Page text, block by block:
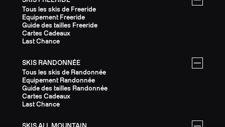
Tous les skis de Freeride
Equipement Freeride
Guide des tailles Freeride
Cartes Cadeaux
Last Chance
SKIS RANDONNÉE
Tous les skis de Randonnée
Equipement Randonnée
Guide des tailles Randonnée
Cartes Cadeaux
Last Chance